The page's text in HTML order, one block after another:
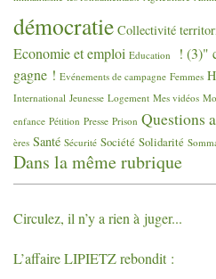
démocratie Collectivité
Economie et emploi Education
! (3)"
gagne ! Evénements de campagne Femmes
International Jeunesse Logement Mes vidéos
enfance Pétition Presse Prison Questions
ères Santé Sécurité Société Solidarité
Dans la même rubrique
Circulez, il n’y a rien à juger...
L’affaireLIPIETZrebondit :